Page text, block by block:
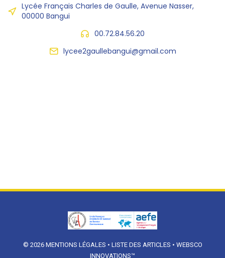
Lycée Français Charles de Gaulle, Avenue Nasser,
00000 Bangui
00.72.84.56.20
lycee2gaullebangui@gmail.com
© 2026 MENTIONS LÉGALES • LISTE DES ARTICLES • WEBSCO
INNOVATIONS™